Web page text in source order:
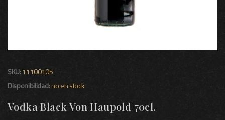
SKU:11100105
Disponibilidad:no en stock
Vodka Black Von Haupold 70cl.